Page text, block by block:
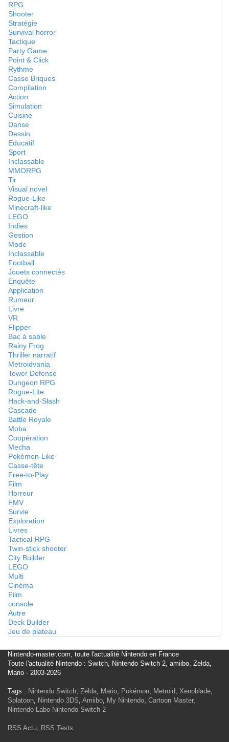
RPG
Shooter
Stratégie
Survival horror
Tactique
Party Game
Point & Click
Rythme
Casse Briques
Compilation
Action
Simulation
Cuisine
Danse
Dessin
Educatif
Sport
Inclassable
MMORPG
Tir
Visual novel
Rogue-Like
Minecraft-like
LEGO
Indies
Gestion
Mode
Inclassable
Football
Jouets connectés
Enquête
Application
Rumeur
Livre
VR
Flipper
Bac à sable
Rainy Frog
Thriller narratif
Metroidvania
Tower Defense
Dungeon RPG
Rogue-Lite
Hack-and-Slash
Cascade
Battle Royale
Moba
Coopération
Mecha
Pokémon-Like
Casse-tête
Free-to-Play
Film
Horreur
FMV
Survie
Exploration
Livres
Tactical-RPG
Twin-stick shooter
City Builder
LEGO
Multi
Cinéma
Film
console
Autre
Deck Builder
Jeu de plateau
Nintendo-master.com, toute l'actualité Nintendo en France
Toute l'actualité Nintendo : Switch, Nintendo Switch 2, amiibo, Zelda,
Mario - 2003-2026
Tags : Nintendo Switch, Zelda, Mario, Pokémon, Metroid, Xenoblade,
Splatoon, Nintendo 3DS, Amiibo, My Nintendo, Cartoon Master,
Nintendo Labo Nintendo Switch 2
RSS Actu, RSS Tests